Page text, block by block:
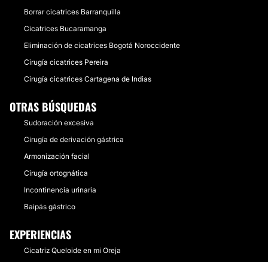
Borrar cicatrices Barranquilla
Cicatrices Bucaramanga
Eliminación de cicatrices Bogotá Noroccidente
Cirugía cicatrices Pereira
Cirugía cicatrices Cartagena de Indias
OTRAS BÚSQUEDAS
Sudoración excesiva
Cirugía de derivación gástrica
Armonización facial
Cirugía ortognática
Incontinencia urinaria
Baipás gástrico
EXPERIENCIAS
Cicatriz Queloide en mi Oreja